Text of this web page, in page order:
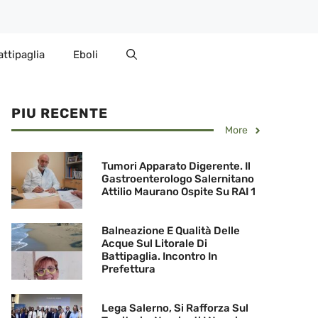
Eboli
PIU RECENTE
More
Tumori Apparato Digerente. Il
Gastroenterologo Salernitano
Attilio Maurano Ospite Su RAI 1
Balneazione E Qualità Delle
Acque Sul Litorale Di
Battipaglia. Incontro In
Prefettura
Lega Salerno, Si Rafforza Sul